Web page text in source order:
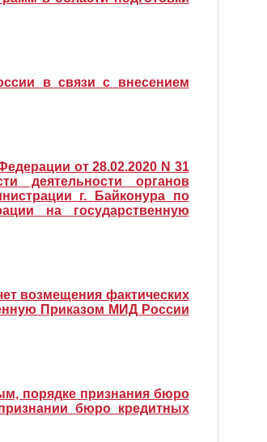
в связи с внесением
от 28.02.2020 N 31
деятельности органов
г. Байконура по
на государственную
возмещения фактических
Приказом МИД России
порядке признания бюро
бюро кредитных